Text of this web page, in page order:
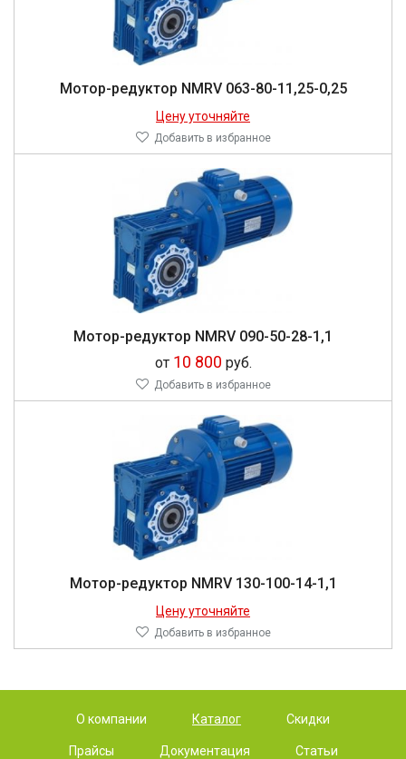
Мо­тор-ре­дук­тор NMRV 063-80-11,25-0,25
Цену уточняйте
Добавить в избранное
Мо­тор-ре­дук­тор NMRV 090-50-28-1,1
от 10 800 руб.
Добавить в избранное
Мо­тор-ре­дук­тор NMRV 130-100-14-1,1
Цену уточняйте
Добавить в избранное
О компании Каталог Скидки
Прайсы Документация Статьи